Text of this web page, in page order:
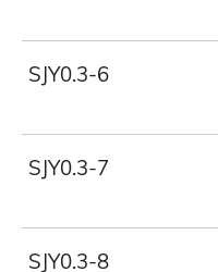
SJY0.3-6
SJY0.3-7
SJY0.3-8